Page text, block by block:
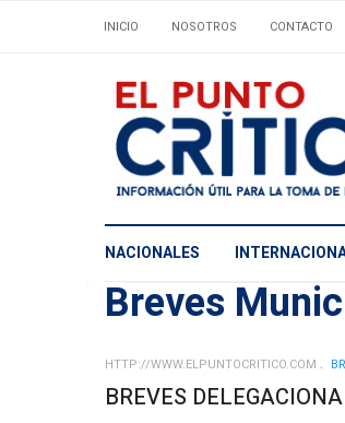
INICIO NOSOTROS CONTACTO
NACIONALES
Breves
HTTP://WWW.ELPUNTOCRITICO.COM
BREVES